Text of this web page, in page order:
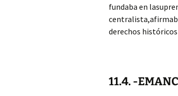
fundaba en
derechos históricos
11.4. -